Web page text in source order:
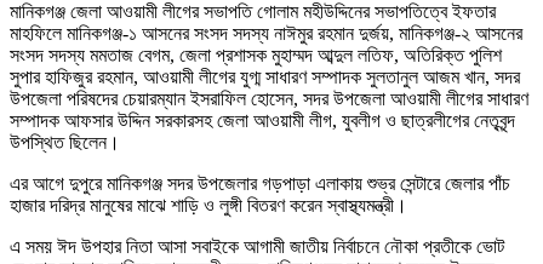
মানিকগঞ্জ জেলা আওয়ামী লীগের সভাপতি গোলাম মহীউদ্দিনের সভাপতিত্বে ইফতার
মাহফিলে মানিকগঞ্জ-১ আসনের সংসদ সদস্য নাঈমুর রহমান দুর্জয়, মানিকগঞ্জ-২ আসনের
সংসদ সদস্য মমতাজ বেগম, জেলা প্রশাসক মুহাম্মদ আব্দুল লতিফ, অতিরিক্ত পুলিশ
সুপার হাফিজুর রহমান, আওয়ামী লীগের যুগ্ম সাধারণ সম্পাদক সুলতানুল আজম খান, সদর
উপজেলা পরিষদের চেয়ারম্যান ইসরাফিল হোসেন, সদর উপজেলা আওয়ামী লীগের সাধারণ
সম্পাদক আফসার উদ্দিন সরকারসহ জেলা আওয়ামী লীগ, যুবলীগ ও ছাত্রলীগের নেতৃবৃন্দ
উপস্থিত ছিলেন।
এর আগে দুপুরে মানিকগঞ্জ সদর উপজেলার গড়পাড়া এলাকায় শুভ্র সেন্টারে জেলার পাঁচ
হাজার দরিদ্র মানুষের মাঝে শাড়ি ও লুঙ্গী বিতরণ করেন স্বাস্থ্যমন্ত্রী।
এ সময় ঈদ উপহার নিতা আসা সবাইকে আগামী জাতীয় নির্বাচনে নৌকা প্রতীকে ভোট